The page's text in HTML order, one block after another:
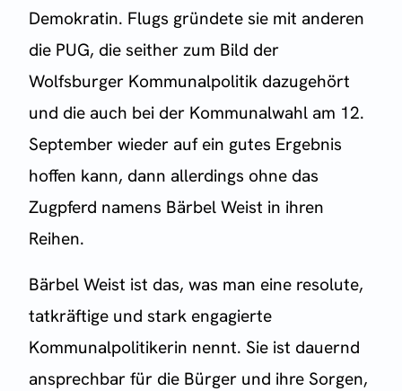
Demokratin. Flugs gründete sie mit anderen
die PUG, die seither zum Bild der
Wolfsburger Kommunalpolitik dazugehört
und die auch bei der Kommunalwahl am 12.
September wieder auf ein gutes Ergebnis
hoffen kann, dann allerdings ohne das
Zugpferd namens Bärbel Weist in ihren
Reihen.
Bärbel Weist ist das, was man eine resolute,
tatkräftige und stark engagierte
Kommunalpolitikerin nennt. Sie ist dauernd
ansprechbar für die Bürger und ihre Sorgen,